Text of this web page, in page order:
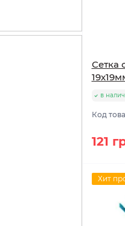
Сетка
в
Код
121
Хит